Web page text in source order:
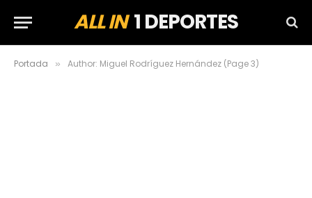
ALL IN1 DEPORTES
Portada » Author: Miguel Rodríguez Hernández (Page 3)